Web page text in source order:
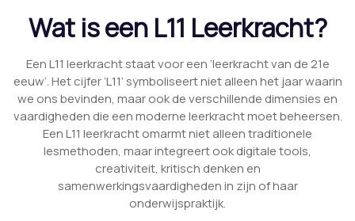
Wat is een L11 Leerkracht?
Een L11 leerkracht staat voor een ‘leerkracht van de 21e
eeuw’. Het cijfer ‘L11’ symboliseert niet alleen het jaar waarin
we ons bevinden, maar ook de verschillende dimensies en
vaardigheden die een moderne leerkracht moet beheersen.
Een L11 leerkracht omarmt niet alleen traditionele
lesmethoden, maar integreert ook digitale tools,
creativiteit, kritisch denken en
samenwerkingsvaardigheden in zijn of haar
onderwijspraktijk.